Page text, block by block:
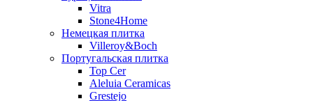
Vitra
Stone4Home
Немецкая плитка
Villeroy&Boch
Португальская плитка
Top Cer
Aleluia Ceramicas
Grestejo